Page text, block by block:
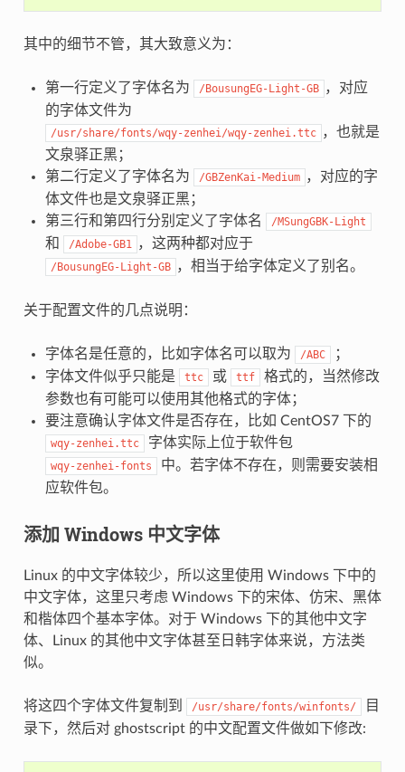
其中的细节不管，其大致意义为：
第一行定义了字体名为 /BousungEG-Light-GB ，对应
的字体文件为
/usr/share/fonts/wqy-zenhei/wqy-zenhei.ttc ，也就是
文泉驿正黑；
第二行定义了字体名为
/GBZenKai-Medium ，对应的字
体文件也是文泉驿正黑；
第三行和第四行分别定义了字体名
/MSungGBK-Light
和 /Adobe-GB1 ，这两种都对应于
/BousungEG-Light-GB ，相当于给字体定义了别名。
关于配置文件的几点说明：
字体名是任意的，比如字体名可以取为 /ABC
；
字体文件似乎只能是
ttc 或 ttf
格式的，当然修改
参数也有可能可以使用其他格式的字体；
要注意确认字体文件是否存在，比如 CentOS7 下的
wqy-zenhei.ttc 字体实际上位于软件包
wqy-zenhei-fonts
中。若字体不存在，则需要安装相
应软件包。
添加 Windows 中文字体
Linux 的中文字体较少，所以这里使用 Windows 下中的
中文字体，这里只考虑 Windows 下的宋体、仿宋、黑体
和楷体四个基本字体。对于 Windows 下的其他中文字
体、Linux 的其他中文字体甚至日韩字体来说，方法类
似。
将这四个字体文件复制到 /usr/share/fonts/winfonts/
目
录下，然后对 ghostscript 的中文配置文件做如下修改: